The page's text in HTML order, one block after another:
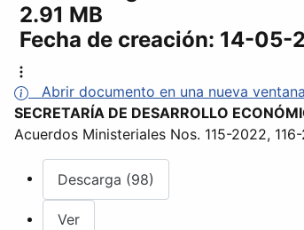
2.91 MB
Fecha de creación: 14-05-
Abrir documento en una nueva ventana
SECRETARÍA DE DESARROLLO
Acuerdos Ministeriales Nos. 115-2022,
Descarga (98)
Ver